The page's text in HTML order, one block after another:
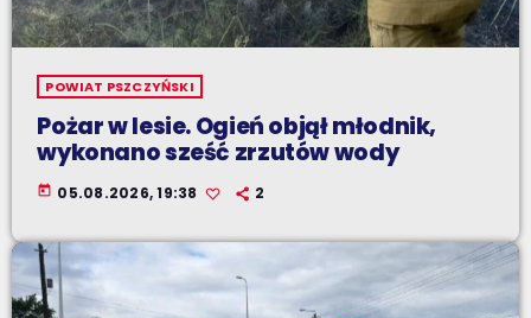
POWIAT PSZCZYŃSKI
Pożar w lesie. Ogień objął młodnik,
wykonano sześć zrzutów wody
today 05.08.2026, 19:38 2